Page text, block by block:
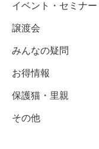
イベント・セミナー
譲渡会
みんなの疑問
お得情報
保護猫・里親
その他